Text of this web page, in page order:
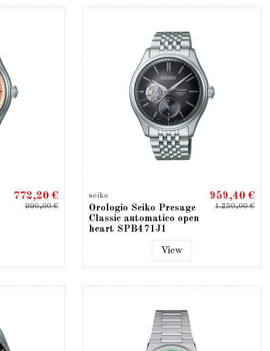
772,20 €
990,00 €
seiko
Orologio Seiko Presage
Classic automatico open
heart SPB471J1
959,40 €
1.230,00 €
View